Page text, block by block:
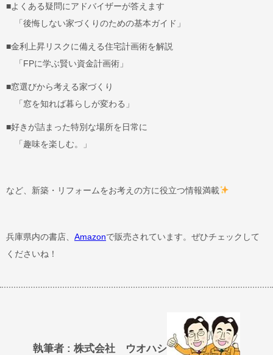
■よくある疑問にアドバイザーが答えます
「後悔しない家づくりのための基本ガイド」
■金利上昇リスクに備える住宅計画術を解説
「FPに学ぶ賢い資金計画術」
■窓選びから考える家づくり
「窓を知れば暮らしが変わる」
■好きが詰まった特別な場所を日常に
「趣味を楽しむ。」
など、新築・リフォームをお考えの方に役立つ情報満載
兵庫県内の書店、 Amazonで販売されています。ぜひチェックして
くださいね！
執筆者 : 株式会社 ウオハシ